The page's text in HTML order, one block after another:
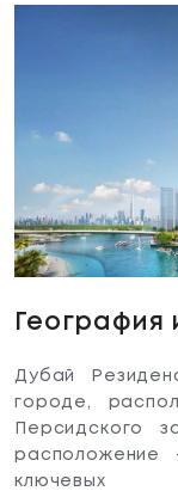
География
Дубай
городе,
Персидского